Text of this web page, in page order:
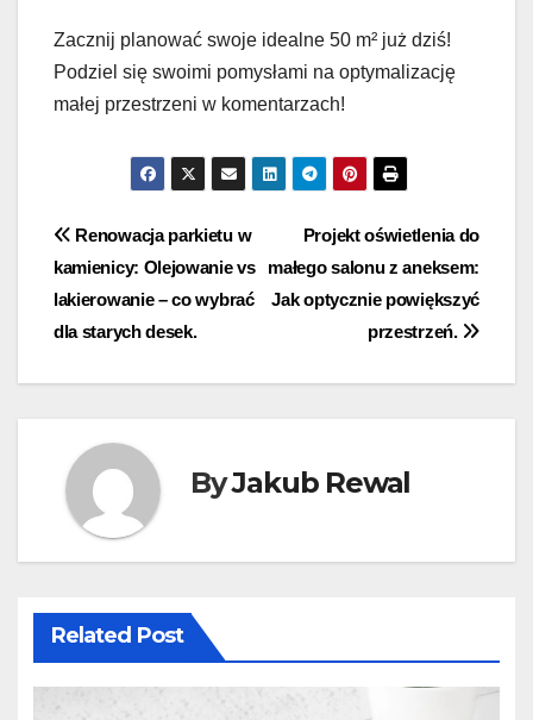
Zacznij planować swoje idealne 50 m² już dziś!
Podziel się swoimi pomysłami na optymalizację
małej przestrzeni w komentarzach!
Nawigacja
wpisu
Projekt oświetlenia do
małego salonu z aneksem:
Jak optycznie powiększyć
przestrzeń.
Renowacja parkietu w
kamienicy: Olejowanie vs
lakierowanie – co wybrać
dla starych desek.
ByJakub Rewal
Related Post